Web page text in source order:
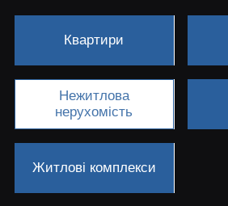
Квартири
Нежитлова
нерухомість
Житлові комплекси